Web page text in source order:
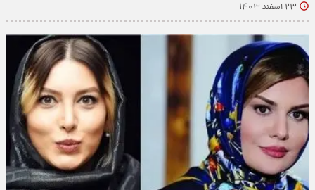
۲۳ اسفند ۱۴۰۳